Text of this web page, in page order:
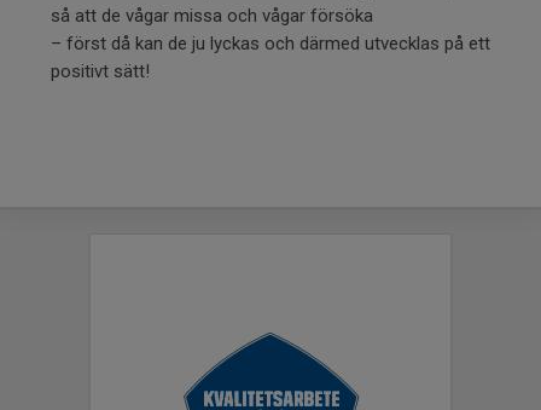
så att de vågar missa och vågar försöka
– först då kan de ju lyckas och därmed utvecklas på ett
positivt sätt!